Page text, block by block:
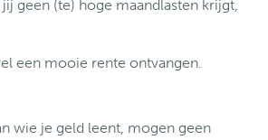
geen (te) hoge maandlasten krijgt,
een mooie rente ontvangen.
wie je geld leent, mogen geen